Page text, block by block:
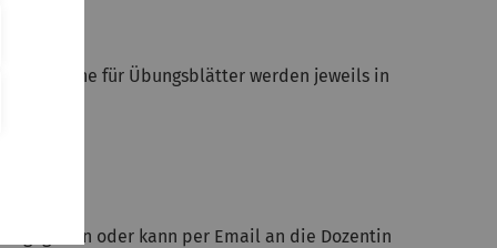
für Übungsblätter werden jeweils in
oder kann per Email an die Dozentin